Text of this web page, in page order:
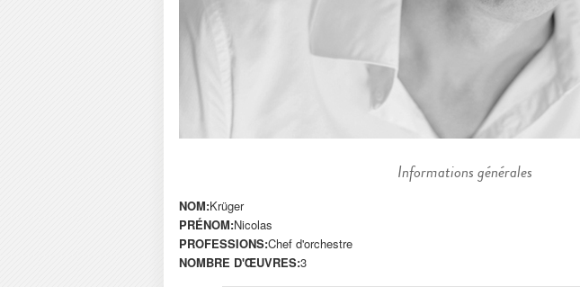
Informations générales
NOM:Krüger
PRÉNOM:Nicolas
PROFESSIONS:Chef d'orchestre
NOMBRE D'ŒUVRES:3